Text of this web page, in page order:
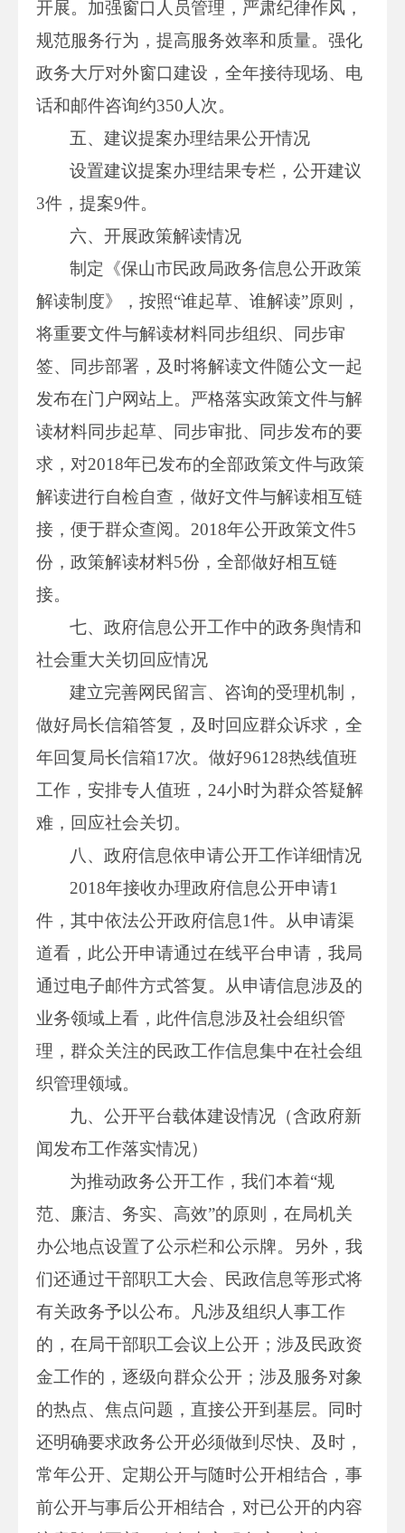
开展。加强窗口人员管理，严肃纪律作风，
规范服务行为，提高服务效率和质量。强化
政务大厅对外窗口建设，全年接待现场、电
话和邮件咨询约350人次。
五、建议提案办理结果公开情况
设置建议提案办理结果专栏，公开建议
3件，提案9件。
六、开展政策解读情况
制定《保山市民政局政务信息公开政策
解读制度》，按照“谁起草、谁解读”原则，
将重要文件与解读材料同步组织、同步审
签、同步部署，及时将解读文件随公文一起
发布在门户网站上。严格落实政策文件与解
读材料同步起草、同步审批、同步发布的要
求，对2018年已发布的全部政策文件与政策
解读进行自检自查，做好文件与解读相互链
接，便于群众查阅。2018年公开政策文件5
份，政策解读材料5份，全部做好相互链
接。
七、政府信息公开工作中的政务舆情和
社会重大关切回应情况
建立完善网民留言、咨询的受理机制，
做好局长信箱答复，及时回应群众诉求，全
年回复局长信箱17次。做好96128热线值班
工作，安排专人值班，24小时为群众答疑解
难，回应社会关切。
八、政府信息依申请公开工作详细情况
2018年接收办理政府信息公开申请1
件，其中依法公开政府信息1件。从申请渠
道看，此公开申请通过在线平台申请，我局
通过电子邮件方式答复。从申请信息涉及的
业务领域上看，此件信息涉及社会组织管
理，群众关注的民政工作信息集中在社会组
织管理领域。
九、公开平台载体建设情况（含政府新
闻发布工作落实情况）
为推动政务公开工作，我们本着“规
范、廉洁、务实、高效”的原则，在局机关
办公地点设置了公示栏和公示牌。另外，我
们还通过干部职工大会、民政信息等形式将
有关政务予以公布。凡涉及组织人事工作
的，在局干部职工会议上公开；涉及民政资
金工作的，逐级向群众公开；涉及服务对象
的热点、焦点问题，直接公开到基层。同时
还明确要求政务公开必须做到尽快、及时，
常年公开、定期公开与随时公开相结合，事
前公开与事后公开相结合，对已公开的内容